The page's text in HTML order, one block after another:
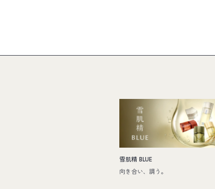
雪肌精 BLUE
向き合い、調う。